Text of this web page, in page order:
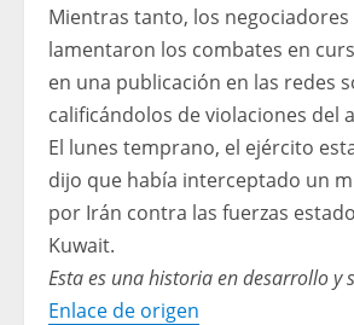
Mientras tanto, los negociadores
lamentaron los combates en
en una publicación en las redes
calificándolos de violaciones del
El lunes temprano, el ejército
dijo que había interceptado un
por Irán contra las fuerzas
Kuwait.
Esta es una historia en desarrollo y
Enlace de origen